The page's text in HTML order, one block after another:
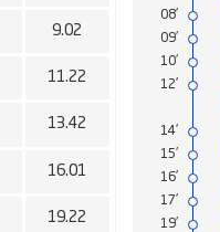
9.02
11.22
13.42
16.01
19.22
08'
09'
10'
12'
14'
15'
16'
17'
19'